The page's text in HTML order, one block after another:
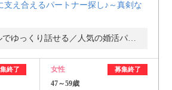
支え合えるパートナー探し♪～真剣な
＼着席スタイルでゆっくり話せる／人気の婚活パーティー・街コン
終了 女性 募集終了
47～59歳